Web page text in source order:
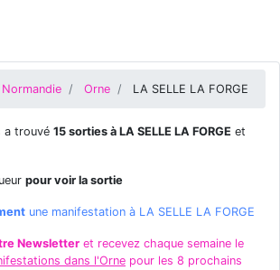
Normandie Orne LA SELLE LA FORGE
a trouvé 15 sorties à LA SELLE LA FORGE et
pour voir la sortie
une manifestation à LA SELLE LA FORGE
Newsletter et recevez chaque semaine le
dans l'Orne pour les 8 prochains